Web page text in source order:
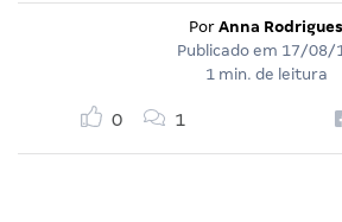
Por Anna Rodrigues
Publicado em 17/08/
1 min. de leitura
0 1